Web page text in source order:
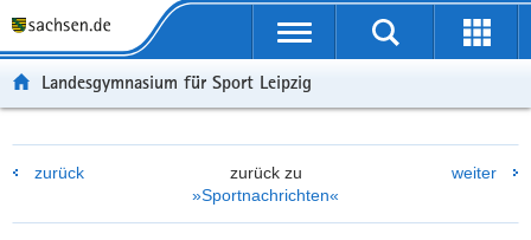
t
l
e
t
l
v
p
i
a
t
r
e
Landesgymnasium für Sport Leipzig
zurück
zurück zu
»Sportnachrichten«
weiter